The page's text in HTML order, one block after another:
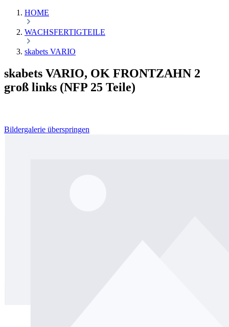
HOME
WACHSFERTIGTEILE
skabets VARIO
skabets VARIO, OK FRONTZAHN 2
groß links (NFP 25 Teile)
Bildergalerie überspringen